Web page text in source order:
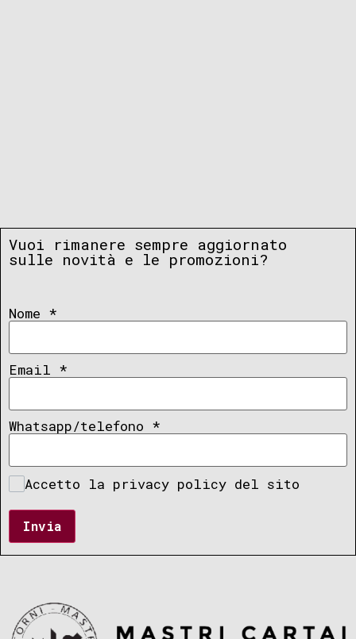
Vuoi rimanere sempre aggiornato
sulle novità e le promozioni?
Nome *
Email *
Whatsapp/telefono *
Accetto la privacy policy del sito
Invia